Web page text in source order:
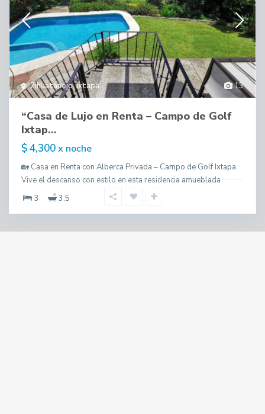
13
Zihuatanejo,Ixtapa
“Casa de Lujo en Renta – Campo de Golf
Ixtap...
$ 4,300x noche
🏡 Casa en Renta con Alberca Privada – Campo de Golf Ixtapa
Vive el descanso con estilo en esta residencia amueblada
3
3.5